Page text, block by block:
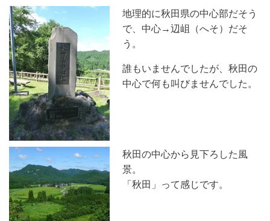
地理的に秋田県の中心部だそう
で、中心→辺岨（へそ）だそ
う。
誰もいませんでしたが、秋田の
中心で何も叫びませんでした。
秋田の中心から見下ろした風
景。
「秋田」って感じです。